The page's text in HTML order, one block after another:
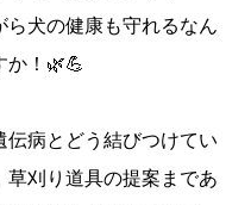
ら犬の健康も守れるなん
か！🌿💪
伝病とどう結びつけてい
草刈り道具の提案まであ